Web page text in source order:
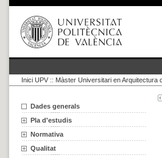
Inici UPV :: Màster Universitari en Arquitectura
Dades generals
Pla d'estudis
Normativa
Qualitat